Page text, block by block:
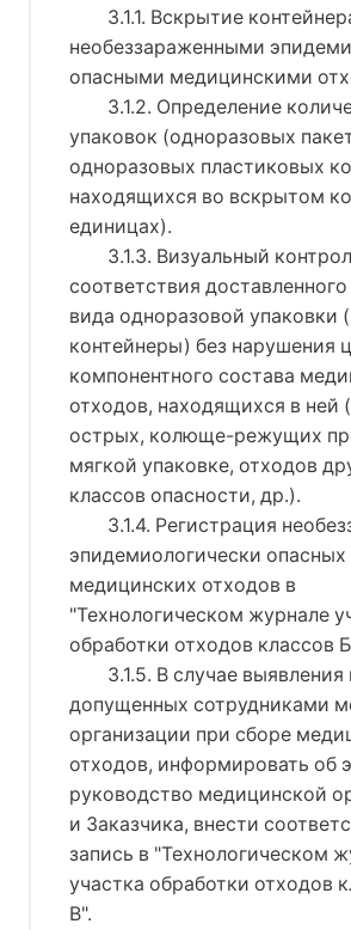
3.1.1. Вскрытие
необеззараженными
опасными медицинскими
3.1.2. Определение
упаковок (одноразовых
одноразовых пластиковых
находящихся во вскрытом
единицах).
3.1.3. Визуальный
соответствия
вида одноразовой упаковки
контейнеры) без нарушения
компонентного состава
отходов, находящихся в ней
острых, колюще-режущих
мягкой упаковке, отходов
классов опасности, др.).
3.1.4. Регистрация
эпидемиологически опасных
медицинских отходов в
"Технологическом журнале
обработки отходов классов
3.1.5. В случае
допущенных сотрудниками
организации при сборе
отходов, информировать об
руководство медицинской
и Заказчика, внести
запись в "Технологическом
участка обработки отходов
В".